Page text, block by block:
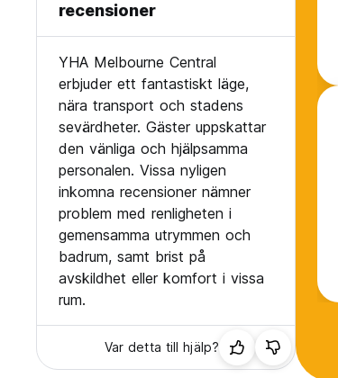
recensioner
YHA Melbourne Central
erbjuder ett fantastiskt läge,
nära transport och stadens
sevärdheter. Gäster uppskattar
den vänliga och hjälpsamma
personalen. Vissa nyligen
inkomna recensioner nämner
problem med renligheten i
gemensamma utrymmen och
badrum, samt brist på
avskildhet eller komfort i vissa
rum.
Var detta till hjälp?